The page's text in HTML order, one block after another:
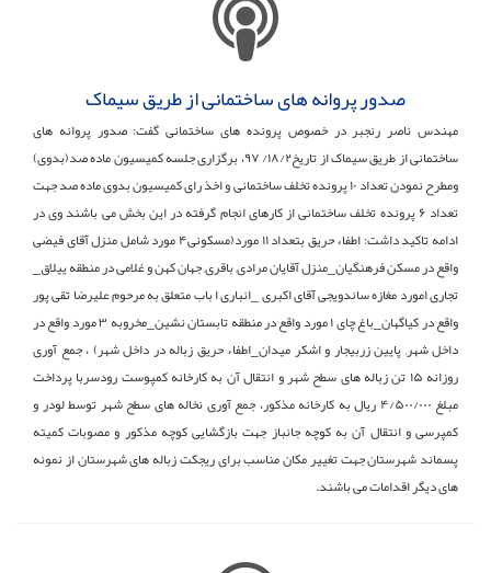
صدور پروانه های ساختمانی از طریق سیماک
مهندس ناصر رنجبر در خصوص پرونده های ساختمانی گفت: صدور پروانه های
ساختمانی از طریق سیماک از تاریخ۱۸/۲/ ۹۷، برگزاری جلسه کمیسیون ماده صد(بدوی)
ومطرح نمودن تعداد ۱۰ پرونده تخلف ساختمانی و اخذ رای کمیسیون بدوی ماده صد جهت
تعداد ۶ پرونده تخلف ساختمانی از کارهای انجام گرفته در این بخش می باشند وی در
ادامه تاکید داشت: اطفاء حریق بتعداد ۱۱ مورد(مسکونی۴ مورد شامل منزل آقای فیضی
واقع در مسکن فرهنگیان_منزل آقایان مرادی, باقری, جهان کهن و غلامی در منطقه ییلاق_
تجاری ۱مورد مغازه ساندویجی آقای اکبری _انباری ا باب متعلق به مرحوم علیرضا تقی پور
واقع در کیاگهان_باغ چای ۱ مورد واقع در منطقه تابستان نشین_مخروبه ۳ مورد واقع در
داخل شهر, پایین زربیجار و اشکر میدان_اطفاء حریق زباله در داخل شهر) ، جمع آوری
روزانه ۱۵ تن زباله های سطح شهر و انتقال آن به کارخانه کمپوست رودسربا پرداخت
مبلغ ۴/۵۰۰/۰۰۰ ریال به کارخانه مذکور، جمع آوری نخاله های سطح شهر توسط لودر و
کمپرسی و انتقال آن به کوچه جانباز جهت بازگشایی کوچه مذکور و مصوبات کمیته
پسماند شهرستان جهت تغییر مکان مناسب برای ریجکت زباله های شهرستان از نمونه
های دیگر اقدامات می باشند.